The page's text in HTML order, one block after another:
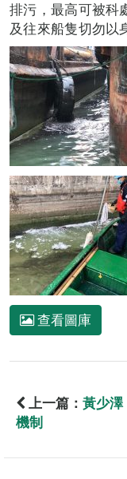
排污，最高可被科
及往來船隻切勿以
查看圖庫
上一篇： 黃少
機制